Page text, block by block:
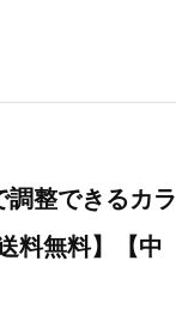
整できるカラ
料無料】【中